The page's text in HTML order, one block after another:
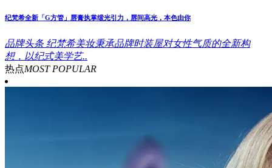
纪梵希全新「G方管」唇膏执掌缎光引力，唇间高光，本色由你
品牌头条 纪梵希美妆秉承品牌时装屋对女性气质的全新构
想，以纪式美学艺..
热点MOST POPULAR